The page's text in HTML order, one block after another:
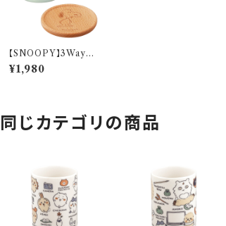
【SNOOPY】3Wayウッ
ドトレーとカップ(ミント)
【SN3200】SN3202-
¥1,980
同じカテゴリの商品